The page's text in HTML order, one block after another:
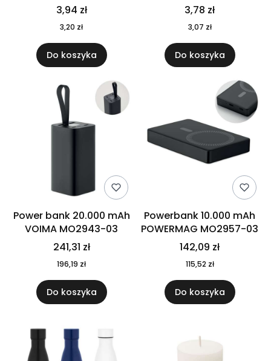
3,94 zł
3,20 zł
Do koszyka
3,78 zł
3,07 zł
Do koszyka
Power bank 20.000 mAh
VOIMA MO2943-03
241,31 zł
196,19 zł
Do koszyka
Powerbank 10.000 mAh
POWERMAG MO2957-03
142,09 zł
115,52 zł
Do koszyka